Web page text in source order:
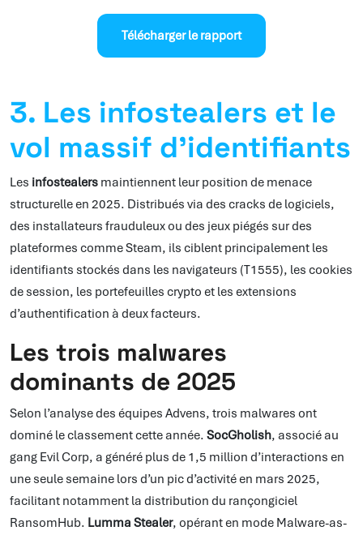
Télécharger le rapport
3. Les infostealers et le
vol massif d’identifiants
Les infostealers maintiennent leur position de menace
structurelle en 2025. Distribués via des cracks de logiciels,
des installateurs frauduleux ou des jeux piégés sur des
plateformes comme Steam, ils ciblent principalement les
identifiants stockés dans les navigateurs (T1555), les cookies
de session, les portefeuilles crypto et les extensions
d’authentification à deux facteurs.
Les trois malwares
dominants de 2025
Selon l’analyse des équipes Advens, trois malwares ont
dominé le classement cette année. SocGholish, associé au
gang Evil Corp, a généré plus de 1,5 million d’interactions en
une seule semaine lors d’un pic d’activité en mars 2025,
facilitant notamment la distribution du rançongiciel
RansomHub. Lumma Stealer, opérant en mode Malware-as-